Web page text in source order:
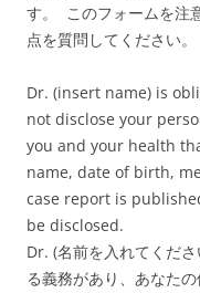
す。 このフォームを注
点を質問してください。
Dr. (insert name) is
not disclose your
you and your health
name, date of birth,
case report is
be disclosed.
Dr. (名前を入れてくだ
る義務があり、あなた